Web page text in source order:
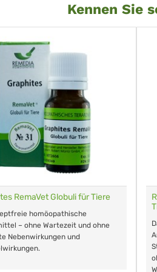
Kennen Sie
- Grippeglobuli für Tiere
rezeptfreie homöopathische
für fieberhafte
und mehr. Keine
keine bekannten